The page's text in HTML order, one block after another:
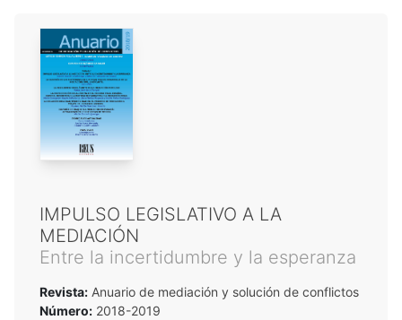
IMPULSO LEGISLATIVO A LA
MEDIACIÓN
Entre la incertidumbre y la esperanza
Revista: Anuario de mediación y solución de conflictos
Número: 2018-2019